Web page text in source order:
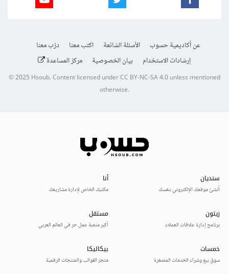
عن أكاديمية حسوب الأسئلة الشائعة اكتب معنا
درّب معنا
إرشادات الاستخدام
بيان الخصوصية مركز المساعدة
© 2025Hsoub.Content licensed underCC BY-NC-SA 4.0unless mentioned
otherwise.